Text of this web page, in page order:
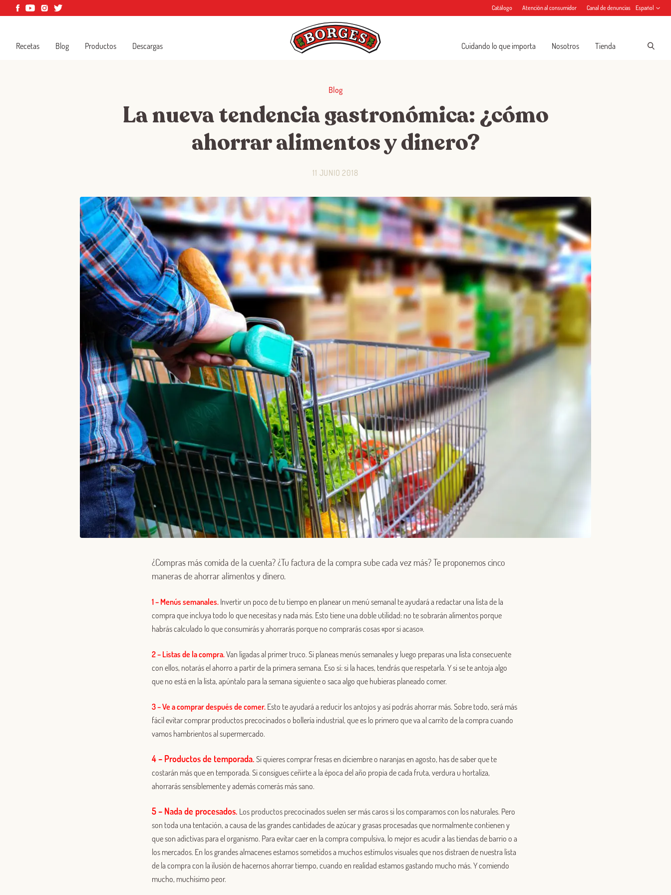
Catálogo Atención al consumidor Canal de denuncias Español
Recetas Blog Productos Descargas Cuidando lo que importa Nosotros Tienda
Blog
La nueva tendencia gastronómica: ¿cómo
ahorrar alimentos y dinero?
11 JUNIO 2018
¿Compras más comida de la cuenta? ¿Tu factura de la compra sube cada vez más? Te proponemos cinco
maneras de ahorrar alimentos y dinero.
1 – Menús semanales. Invertir un poco de tu tiempo en planear un menú semanal te ayudará a redactar una lista de la
compra que incluya todo lo que necesitas y nada más. Esto tiene una doble utilidad: no te sobrarán alimentos porque
habrás calculado lo que consumirás y ahorrarás porque no comprarás cosas «por si acaso».
2 – Listas de la compra.Van ligadas al primer truco. Si planeas menús semanales y luego preparas una lista consecuente
con ellos, notarás el ahorro a partir de la primera semana. Eso sí: si la haces, tendrás que respetarla. Y si se te antoja algo
que no está en la lista, apúntalo para la semana siguiente o saca algo que hubieras planeado comer.
3 – Ve a comprar después de comer. Esto te ayudará a reducir los antojos y así podrás ahorrar más. Sobre todo, será más
fácil evitar comprar productos precocinados o bollería industrial, que es lo primero que va al carrito de la compra cuando
vamos hambrientos al supermercado.
4 – Productos de temporada. Si quieres comprar fresas en diciembre o naranjas en agosto, has de saber que te
costarán más que en temporada. Si consigues ceñirte a la época del año propia de cada fruta, verdura u hortaliza,
ahorrarás sensiblemente y además comerás más sano.
5 – Nada de procesados. Los productos precocinados suelen ser más caros si los comparamos con los naturales. Pero
son toda una tentación, a causa de las grandes cantidades de azúcar y grasas procesadas que normalmente contienen y
que son adictivas para el organismo. Para evitar caer en la compra compulsiva, lo mejor es acudir a las tiendas de barrio o a
los mercados. En los grandes almacenes estamos sometidos a muchos estímulos visuales que nos distraen de nuestra lista
de la compra con la ilusión de hacernos ahorrar tiempo, cuando en realidad estamos gastando mucho más. Y comiendo
mucho, muchísimo peor.
Log in with Google
Iniciar sesión con Facebook
O CON TU DIRECCIÓN DE CORREO ELECTRÓNICO
Correo electrónico
Iniciar sesión
¿Aún no estás ya registrado en el Club Borges?Regístrate aquí.